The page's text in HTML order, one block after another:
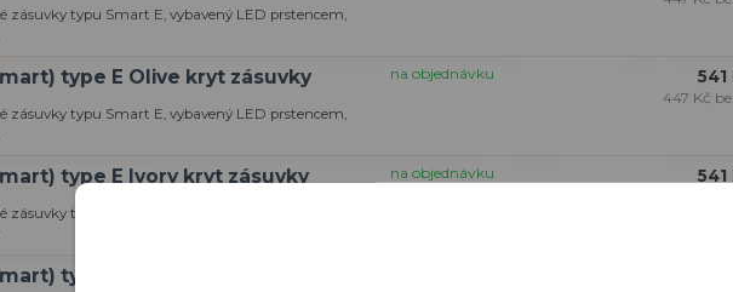
zásuvky typu Smart E, vybavený LED prstencem,
type E Olive kryt zásuvky
zásuvky typu Smart E, vybavený LED prstencem,
541
447 Kč
na objednávku
type E Ivory kryt zásuvky
zásuvky typu Smart E, vybavený LED prstencem,
541
na objednávku
type E Grey kryt zásuvky